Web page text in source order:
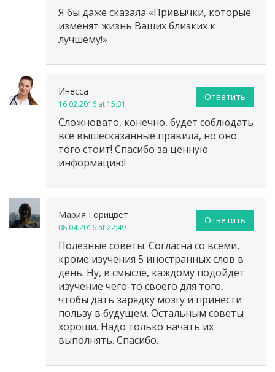
Я бы даже сказала «Привычки, которые
изменят жизнь Ваших близких к
лучшему!»
Инесса
16.02.2016 at 15:31
Сложновато, конечно, будет соблюдать
все вышесказанные правила, но оно
того стоит! Спасибо за ценную
информацию!
Ответить
Мария Горицвет
08.04.2016 at 22:49
Полезные советы. Согласна со всеми,
кроме изучения 5 иностранных слов в
день. Ну, в смысле, каждому подойдет
изучение чего-то своего для того,
чтобы дать зарядку мозгу и принести
пользу в будущем. Остальным советы
хороши. Надо только начать их
выполнять. Спасибо.
Ответить